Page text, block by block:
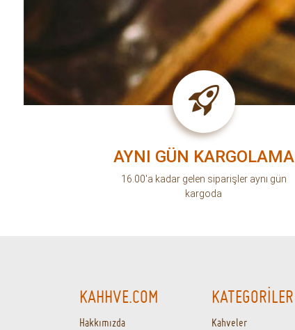
AYNI GÜN KARGOLAMA
16.00'a kadar gelen siparişler aynı gün
kargoda
KAHHVE.COM
Hakkımızda
KATEGORİLER
Kahveler